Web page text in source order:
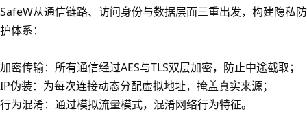
SafeW从通信链路、访问身份与数据层面三重出发，构建隐私防
护体系：
加密传输：所有通信经过AES与TLS双层加密，防止中途截取；
IP伪装：为每次连接动态分配虚拟地址，掩盖真实来源；
行为混淆：通过模拟流量模式，混淆网络行为特征。